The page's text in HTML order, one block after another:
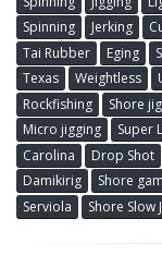
Spinning
Jerking
Tai Rubber
Eging
Texas
Weightless
Rockfishing
Shore
Micro jigging
Super
Carolina
Drop Shot
Damikirig
Shore
Serviola
Shore Slow